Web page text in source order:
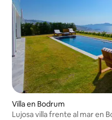
Villa en Bodrum
Lujosa villa frente al mar en